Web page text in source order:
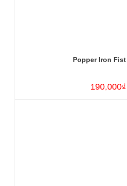
Popper Iron Fist
190,000₫